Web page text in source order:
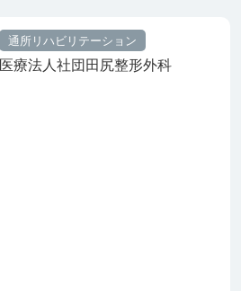
通所リハビリテーション
医療法人社団田尻整形外科